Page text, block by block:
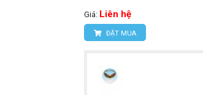
Giá: Liên hệ
ĐẶT MUA